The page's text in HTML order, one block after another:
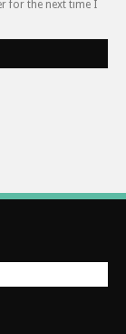
for the next time I